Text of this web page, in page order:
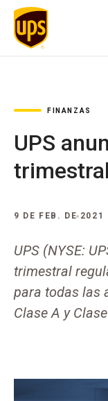
FINANZAS
UPS
trimestral
9 DE FEB. DE 2021
UPS (NYSE:
trimestral
para todas las
Clase A y